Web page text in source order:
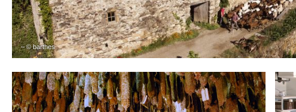
– © barthes